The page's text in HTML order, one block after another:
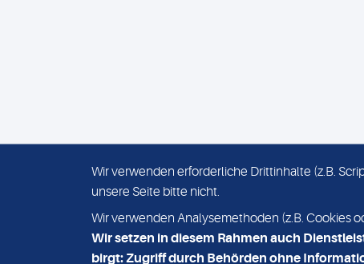
IMPRESSUM
Wir verwenden erforderliche Drittinhalte (z.B.
unsere Seite bitte nicht.
Wir verwenden Analysemethoden (z.B. Cookies
Wir setzen in diesem Rahmen auch
birgt: Zugriff durch Behörden ohne